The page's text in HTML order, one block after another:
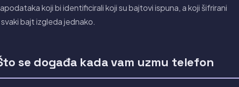
koji bi identificirali koji su bajtovi ispuna, a koji šifrirani
bajt izgleda jednako.
se događa kada vam uzmu telefon